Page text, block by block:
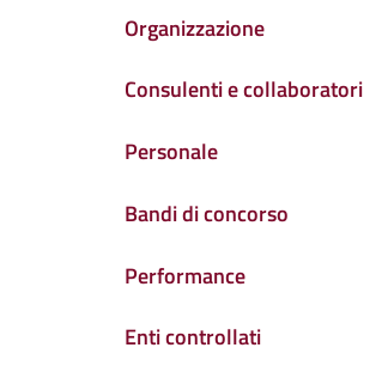
Organizzazione
Consulenti e collaboratori
Personale
Bandi di concorso
Performance
Enti controllati